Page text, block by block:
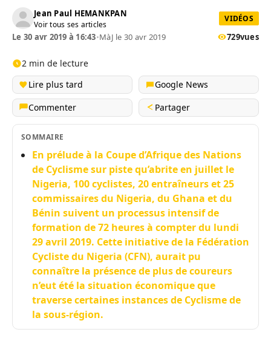
Jean Paul HEMANKPAN
Voir tous ses articles
VIDÉOS
Le 30 avr 2019 à 16:43•MàJ le 30 avr 2019 729vues
2 min de lecture
Lire plus tard
Google News
Commenter
Partager
SOMMAIRE
En prélude à la Coupe d’Afrique des Nations
de Cyclisme sur piste qu’abrite en juillet le
Nigeria, 100 cyclistes, 20 entraîneurs et 25
commissaires du Nigeria, du Ghana et du
Bénin suivent un processus intensif de
formation de 72 heures à compter du lundi
29 avril 2019. Cette initiative de la Fédération
Cycliste du Nigeria (CFN), aurait pu
connaître la présence de plus de coureurs
n’eut été la situation économique que
traverse certaines instances de Cyclisme de
la sous-région.